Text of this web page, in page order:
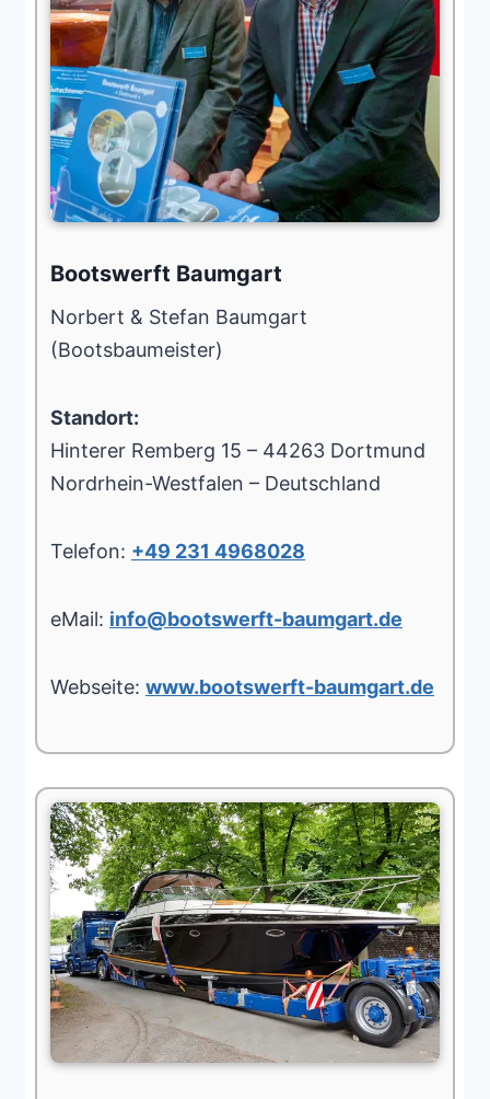
Bootswerft Baumgart
Norbert & Stefan Baumgart
(Bootsbaumeister)
Standort:
Hinterer Remberg 15 – 44263 Dortmund
Nordrhein-Westfalen – Deutschland
Telefon: +49 231 4968028
eMail: info@bootswerft-baumgart.de
Webseite: www.bootswerft-baumgart.de